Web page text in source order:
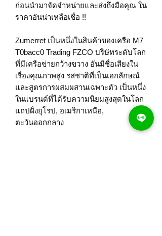
ก่อนนำมาจัดจำหน่ายและส่งถึงมือคุณ ใน
ราคาอันน่าเหลือเชื่อ !!
Zumerret เป็นหนึ่งในสินค้าของเครือ M7
T0bacc0 Trading FZCO บริษัทระดับโลก
ที่มีเครือข่ายกว้างขวาง อันมีชื่อเสียงใน
เรื่องคุณภาพสูง รสชาติที่เป็นเอกลักษณ์
และสูตรการผสมผสานเฉพาะตัว เป็นหนึ่ง
ในแบรนด์ที่ได้รับความนิยมสูงสุดในโลก
แถปฝั่งยุโรป, อเมริกาเหนือ,
ตะวันออกกลาง